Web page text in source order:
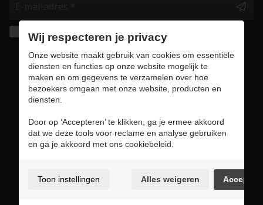
Ik geef de toestemming om mijn gegevens te
bewaren en verwerken zoals aangegeven in
onzeprivacy statement. *
Cookie voorkeuren
Wij respecteren je privacy
Onze website maakt gebruik van cookies om essentiële
diensten en functies op onze website mogelijk te
maken en om gegevens te verzamelen over hoe
bezoekers omgaan met onze website, producten en
diensten.
Door op ‘Accepteren’ te klikken, ga je ermee akkoord
dat we deze tools voor reclame en analyse gebruiken
en ga je akkoord met ons cookiebeleid.
Toon instellingen Alles weigeren